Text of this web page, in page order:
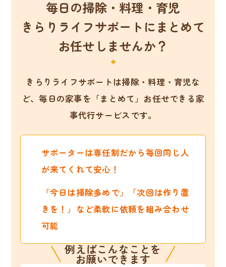
毎日の掃除・料理・育児
きらりライフサポートにまとめて
お任せしませんか？
きらりライフサポートは掃除・料理・育児な
ど、毎日の家事を「まとめて」お任せできる家
事代行サービスです。
サポーターは専任制だから毎回同じ人
が来てくれて安心！
「今日は掃除多めで」「次回は作り置
きを！」など柔軟に依頼を組み合わせ
可能
例えばこんなことを
お願いできます